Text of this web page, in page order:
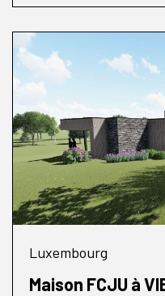
Luxembourg
Maison FCJU à